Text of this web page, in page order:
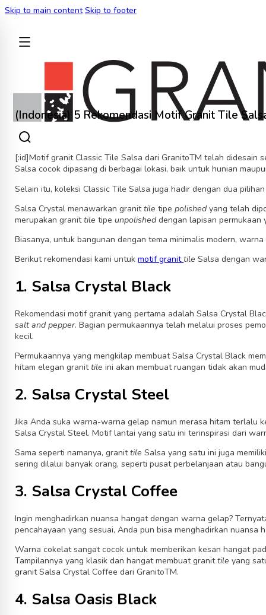
Skip to main content Skip to footer
BACK
(Indonesia) 5 Rekomendasi Motif Granit Tile
[:id]Motif granitClassic Tile Salsa dari GranitoTMtelah didesain
Salsa cocok dipasang di berbagai lokasi, baik untuk hunian
Selain itu,koleksi Classic Tile Salsa juga hadir dengan dua
Salsa Crystal menawarkan granittiletipepolishedyang telah
merupakan granittiletipe unpolisheddengan lapisan
Biasanya, untuk bangunan dengan tema minimalis modern,
Berikut rekomendasi kami untukmotif granittileSalsa dengan
1. Salsa Crystal Black
Rekomendasi motif granit yang pertama adalah Salsa Crystal
salt and pepper. Bagian permukaannya telah melalui proses
kecil.
Permukaannya yang mengkilap membuat Salsa Crystal Black
hitamelegan granittileini akan membuat ruangan tidak akan
2. Salsa Crystal Steel
Jika Anda suka warna-warna gelap namun merasa hitam terlalu
Salsa Crystal Steel. Motif lantai yang satu ini terinspirasi dari
Sama seperti namanya, granittileSalsa yang satu ini juga
sering dilalui banyak orang, seperti pusat perbelanjaan atau
3. Salsa Crystal Coffee
Ingin menghadirkan nuansa hangat dengan warna gelap?
pencahayaan yang sesuai, Anda pun bisa menghadirkan
Warna cokelat sangat cocok untuk memberikan kesan hangat
Tampilannya yang klasik dan hangat membuat granittileyang
granit Salsa Crystal Coffee dari GranitoTM.
4. Salsa Oasis Black